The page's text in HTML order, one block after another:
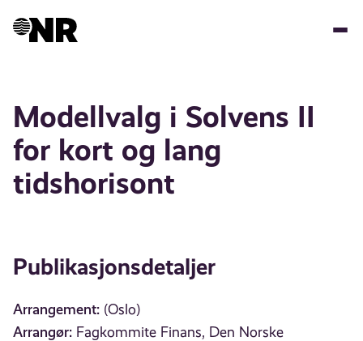
Modellvalg i Solvens II
for kort og lang
tidshorisont
Publikasjonsdetaljer
Arrangement: (Oslo)
Arrangør: Fagkommite Finans, Den Norske